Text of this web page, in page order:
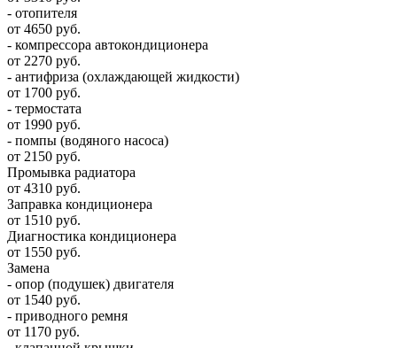
- отопителя
от 4650 руб.
- компрессора автокондиционера
от 2270 руб.
- антифриза (охлаждающей жидкости)
от 1700 руб.
- термостата
от 1990 руб.
- помпы (водяного насоса)
от 2150 руб.
Промывка радиатора
от 4310 руб.
Заправка кондиционера
от 1510 руб.
Диагностика кондиционера
от 1550 руб.
Замена
- опор (подушек) двигателя
от 1540 руб.
- приводного ремня
от 1170 руб.